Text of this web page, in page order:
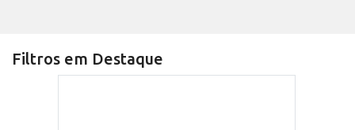
Filtros em Destaque